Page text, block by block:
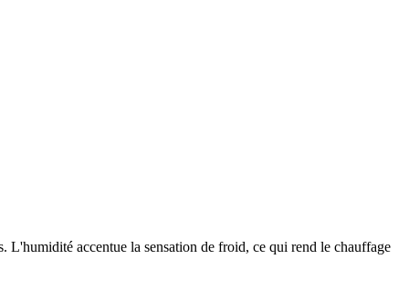
L'humidité accentue la sensation de froid, ce qui rend le chauffage